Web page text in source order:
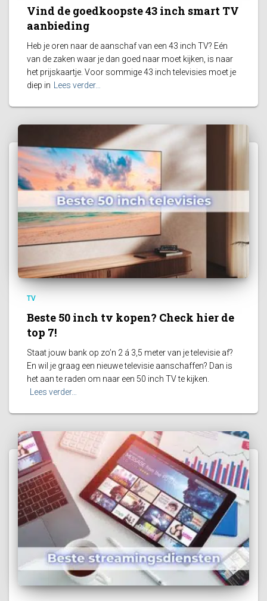
Vind de goedkoopste 43 inch smart TV
aanbieding
Heb je oren naar de aanschaf van een 43 inch TV? Eén
van de zaken waar je dan goed naar moet kijken, is naar
het prijskaartje. Voor sommige 43 inch televisies moet je
diep in
Lees verder…
TV
Beste 50 inch tv kopen? Check hier de
top 7!
Staat jouw bank op zo’n 2 á 3,5 meter van je televisie af?
En wil je graag een nieuwe televisie aanschaffen? Dan is
het aan te raden om naar een 50 inch TV te kijken.
Lees verder…